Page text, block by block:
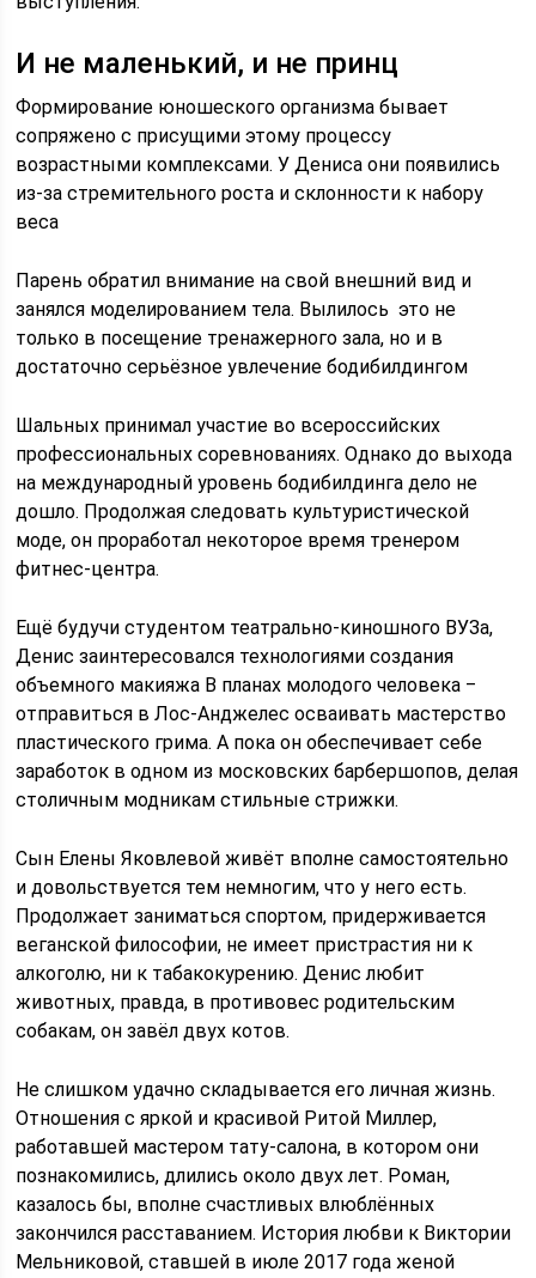
И не маленький, и не принц
Формирование юношеского организма бывает
сопряжено с присущими этому процессу
возрастными комплексами. У Дениса они появились
из-за стремительного роста и склонности к набору
веса
Парень обратил внимание на свой внешний вид и
занялся моделированием тела. Вылилось это не
только в посещение тренажерного зала, но и в
достаточно серьёзное увлечение бодибилдингом
Шальных принимал участие во всероссийских
профессиональных соревнованиях. Однако до выхода
на международный уровень бодибилдинга дело не
дошло. Продолжая следовать культуристической
моде, он проработал некоторое время тренером
фитнес-центра.
Ещё будучи студентом театрально-киношного ВУЗа,
Денис заинтересовался технологиями создания
объемного макияжа В планах молодого человека ‒
отправиться в Лос-Анджелес осваивать мастерство
пластического грима. А пока он обеспечивает себе
заработок в одном из московских барбершопов, делая
столичным модникам стильные стрижки.
Сын Елены Яковлевой живёт вполне самостоятельно
и довольствуется тем немногим, что у него есть.
Продолжает заниматься спортом, придерживается
веганской философии, не имеет пристрастия ни к
алкоголю, ни к табакокурению. Денис любит
животных, правда, в противовес родительским
собакам, он завёл двух котов.
Не слишком удачно складывается его личная жизнь.
Отношения с яркой и красивой Ритой Миллер,
работавшей мастером тату-салона, в котором они
познакомились, длились около двух лет. Роман,
казалось бы, вполне счастливых влюблённых
закончился расставанием. История любви к Виктории
Мельниковой, ставшей в июле 2017 года женой